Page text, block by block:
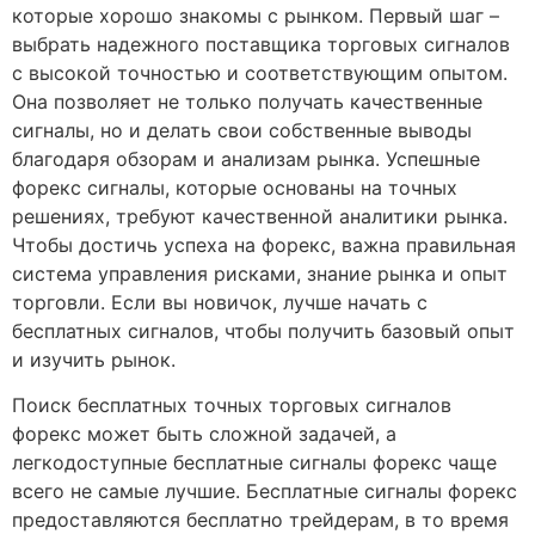
которые хорошо знакомы с рынком. Первый шаг –
выбрать надежного поставщика торговых сигналов
с высокой точностью и соответствующим опытом.
Она позволяет не только получать качественные
сигналы, но и делать свои собственные выводы
благодаря обзорам и анализам рынка. Успешные
форекс сигналы, которые основаны на точных
решениях, требуют качественной аналитики рынка.
Чтобы достичь успеха на форекс, важна правильная
система управления рисками, знание рынка и опыт
торговли. Если вы новичок, лучше начать с
бесплатных сигналов, чтобы получить базовый опыт
и изучить рынок.
Поиск бесплатных точных торговых сигналов
форекс может быть сложной задачей, а
легкодоступные бесплатные сигналы форекс чаще
всего не самые лучшие. Бесплатные сигналы форекс
предоставляются бесплатно трейдерам, в то время